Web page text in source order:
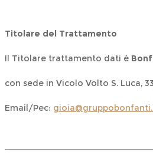
Titolare del Trattamento
Il Titolare trattamento dati è
con sede in Vicolo Volto S. Luca,
Email/Pec: